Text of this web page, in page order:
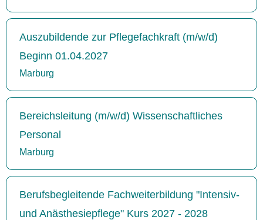
Auszubildende zur Pflegefachkraft (m/w/d)
Beginn 01.04.2027
Marburg
Bereichsleitung (m/w/d) Wissenschaftliches
Personal
Marburg
Berufsbegleitende Fachweiterbildung "Intensiv-
und Anästhesiepflege" Kurs 2027 - 2028